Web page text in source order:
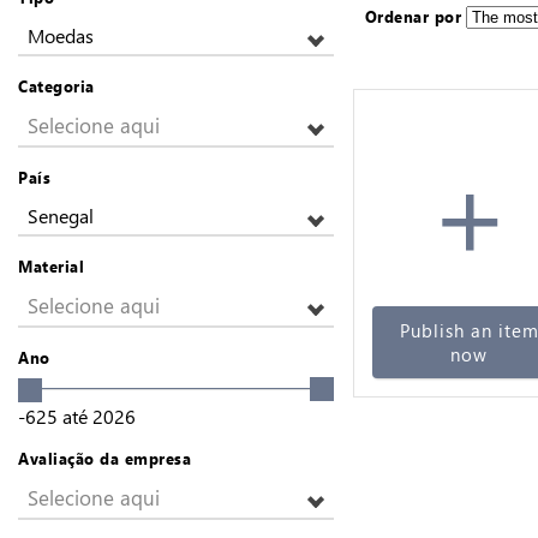
Moedas
Categoria
Selecione aqui
País
Senegal
Material
Selecione aqui
Ano
-625 até 2026
Avaliação da empresa
Selecione aqui
Ordenar por
+
Publish an item
now